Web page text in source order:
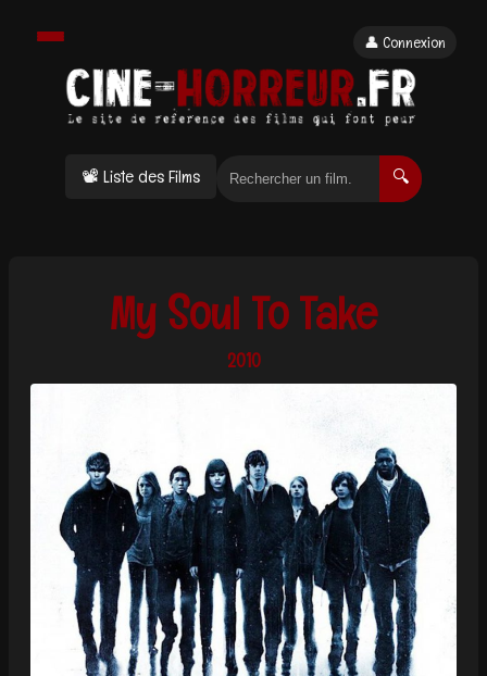
📽 Liste des Films 🔍
👤 Connexion
My Soul To Take
2010